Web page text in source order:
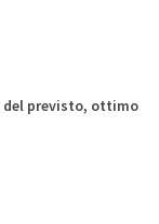
del previsto, ottimo